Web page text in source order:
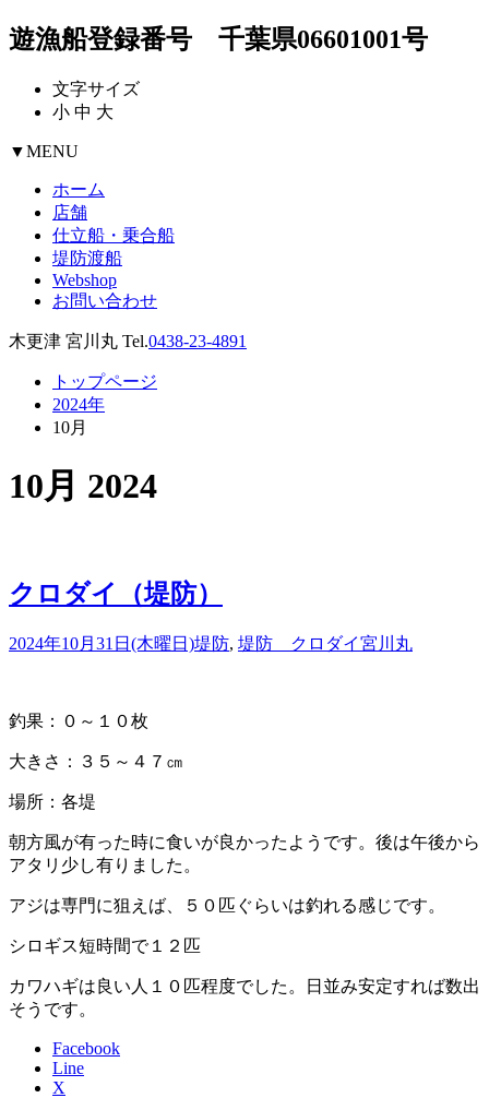
遊漁船登録番号 千葉県06601001号
文字サイズ
小 中 大
▼MENU
ホーム
店舗
仕立船・乗合船
堤防渡船
Webshop
お問い合わせ
木更津 宮川丸 Tel.0438-23-4891
トップページ
2024年
10月
10月 2024
クロダイ（堤防）
2024年10月31日(木曜日)堤防, 堤防 クロダイ宮川丸
釣果：０～１０枚
大きさ：３５～４７㎝
場所：各堤
朝方風が有った時に食いが良かったようです。後は午後から
アタリ少し有りました。
アジは専門に狙えば、５０匹ぐらいは釣れる感じです。
シロギス短時間で１２匹
カワハギは良い人１０匹程度でした。日並み安定すれば数出
そうです。
Facebook
Line
X